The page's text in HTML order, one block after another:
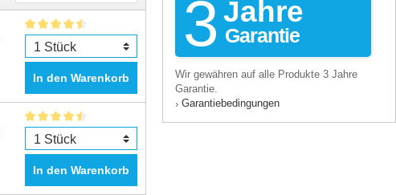
In den Warenkorb
In den Warenkorb
3 Jahre
Garantie
Wir gewähren auf alle Produkte 3 Jahre
Garantie.
› Garantiebedingungen